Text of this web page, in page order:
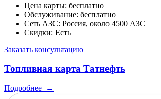
Цена карты: бесплатно
Обслуживание: бесплатно
Сеть АЗС: Россия, около 4500 АЗС
Скидки: Есть
Заказать консультацию
Топливная карта Татнефть
Подробнее →